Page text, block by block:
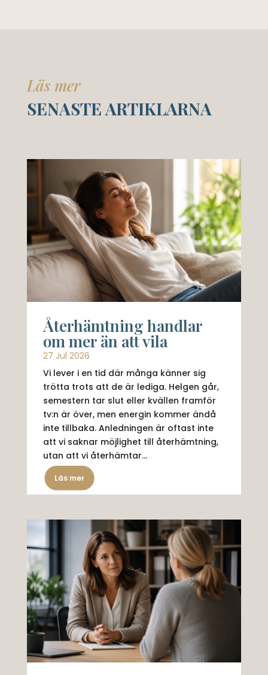
Läs mer
SENASTE ARTIKLARNA
Återhämtning handlar
om mer än att vila
27 Jul 2026
Vi lever i en tid där många känner sig
trötta trots att de är lediga. Helgen går,
semestern tar slut eller kvällen framför
tv:n är över, men energin kommer ändå
inte tillbaka. Anledningen är oftast inte
att vi saknar möjlighet till återhämtning,
utan att vi återhämtar...
Läs mer